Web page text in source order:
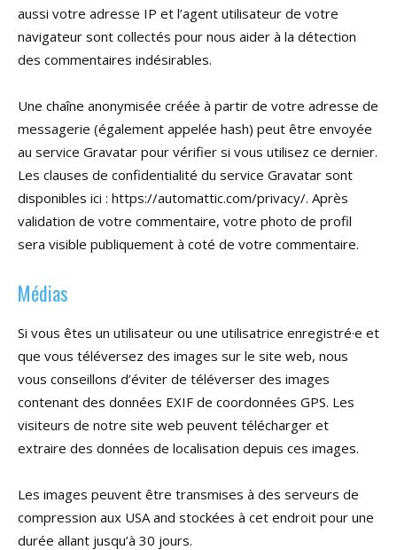
aussi votre adresse IP et l’agent utilisateur de votre
navigateur sont collectés pour nous aider à la détection
des commentaires indésirables.
Une chaîne anonymisée créée à partir de votre adresse de
messagerie (également appelée hash) peut être envoyée
au service Gravatar pour vérifier si vous utilisez ce dernier.
Les clauses de confidentialité du service Gravatar sont
disponibles ici : https://automattic.com/privacy/. Après
validation de votre commentaire, votre photo de profil
sera visible publiquement à coté de votre commentaire.
Médias
Si vous êtes un utilisateur ou une utilisatrice enregistré·e et
que vous téléversez des images sur le site web, nous
vous conseillons d’éviter de téléverser des images
contenant des données EXIF de coordonnées GPS. Les
visiteurs de notre site web peuvent télécharger et
extraire des données de localisation depuis ces images.
Les images peuvent être transmises à des serveurs de
compression aux USA and stockées à cet endroit pour une
durée allant jusqu’à 30 jours.